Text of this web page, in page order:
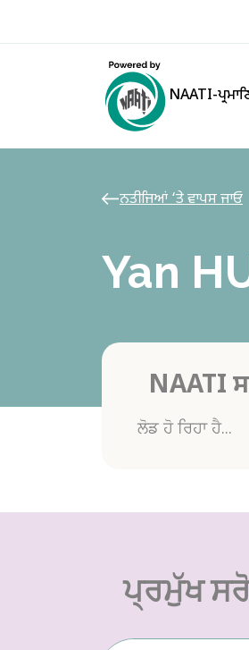
NAATI-
ਨਤੀਜਿਆਂ ‘ਤੇ ਵਾਪਸ ਜਾਓ
Yan
NAATI
ਲੋਡ ਹੋ ਰਿਹਾ ਹੈ...
ਪ੍ਰਮੁੱਖ